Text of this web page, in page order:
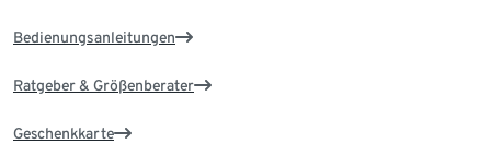
Bedienungsanleitungen
Ratgeber & Größenberater
Geschenkkarte